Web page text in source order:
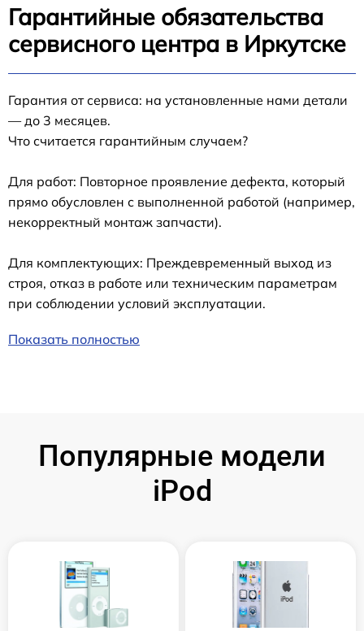
Гарантийные обязательства
сервисного центра в Иркутске
Гарантия от сервиса: на установленные нами детали
— до 3 месяцев.
Что считается гарантийным случаем?
Для работ: Повторное проявление дефекта, который
прямо обусловлен с выполненной работой (например,
некорректный монтаж запчасти).
Для комплектующих: Преждевременный выход из
строя, отказ в работе или техническим параметрам
при соблюдении условий эксплуатации.
Показать полностью
Популярные модели
iPod